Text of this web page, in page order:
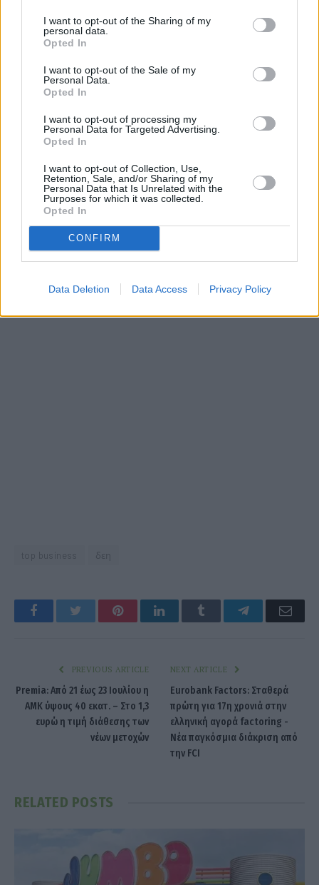
I want to opt-out of the Sharing of my
personal data.
Opted In
I want to opt-out of the Sale of my
Personal Data.
Opted In
I want to opt-out of processing my
Personal Data for Targeted Advertising.
Opted In
I want to opt-out of Collection, Use,
Retention, Sale, and/or Sharing of my
Personal Data that Is Unrelated with the
Purposes for which it was collected.
Opted In
CONFIRM
Data Deletion Data Access Privacy Policy
δεη
Facebook Twitter PinterestLinkedIn Tumblr Telegram
PREVIOUS ARTICLE
Premia: Από 21 έως 23 Ιουλίου η
ΑΜΚ ύψους 40 εκατ. – Στο 1,3
ευρώ η τιμή διάθεσης των
νέων μετοχών
NEXT ARTICLE
Eurobank Factors: Σταθερά
πρώτη για 17η χρονιά στην
ελληνική αγορά factoring -
Νέα παγκόσμια διάκριση από
την FCI
RELATED POSTS